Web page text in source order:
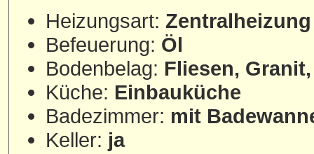
Heizungsart: Zentralheizung
Befeuerung: Öl
Bodenbelag: Fliesen,
Küche: Einbauküche
Badezimmer: mit
Keller: ja